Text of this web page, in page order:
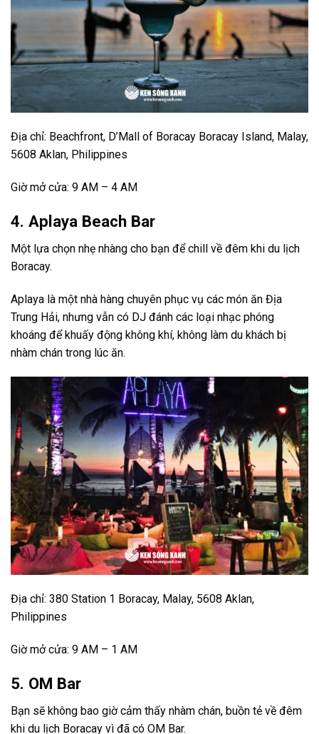
Địa chỉ: Beachfront, D’Mall of Boracay Boracay Island, Malay,
5608 Aklan, Philippines
Giờ mở cửa: 9 AM – 4 AM
4. Aplaya Beach Bar
Một lựa chọn nhẹ nhàng cho bạn để chill về đêm khi du lịch
Boracay.
Aplaya là một nhà hàng chuyên phục vụ các món ăn Địa
Trung Hải, nhưng vẫn có DJ đánh các loại nhạc phóng
khoáng để khuấy động không khí, không làm du khách bị
nhàm chán trong lúc ăn.
Địa chỉ: 380 Station 1 Boracay, Malay, 5608 Aklan,
Philippines
Giờ mở cửa: 9 AM – 1 AM
5. OM Bar
Bạn sẽ không bao giờ cảm thấy nhàm chán, buồn tẻ về đêm
khi du lịch Boracay vì đã có OM Bar.